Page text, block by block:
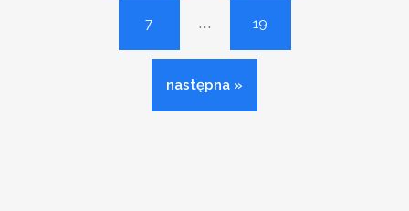
7 ... 19
następna »